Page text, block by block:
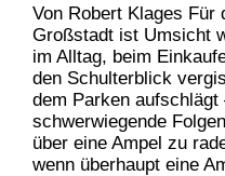
Von Robert Klages Für
Großstadt ist Umsicht
im Alltag, beim
den Schulterblick
dem Parken aufschlägt
schwerwiegende
über eine Ampel zu
wenn überhaupt eine